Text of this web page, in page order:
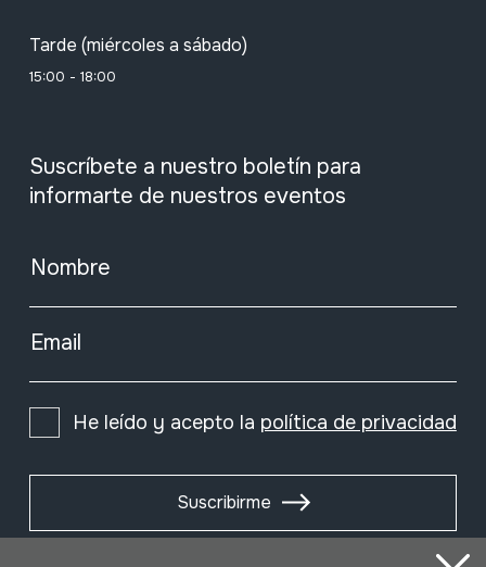
Tarde (miércoles a sábado)
15:00 - 18:00
Suscríbete a nuestro boletín para
informarte de nuestros eventos
Nombre
Email
He leído y acepto la política de privacidad
Suscribirme